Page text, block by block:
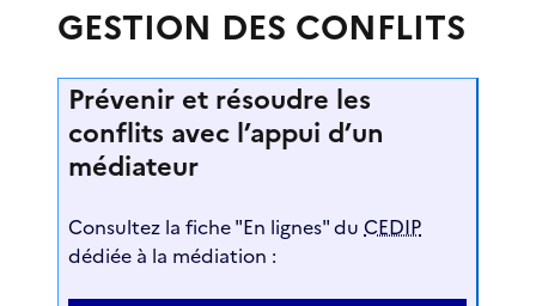
GESTION DES CONFLITS
Prévenir et résoudre les
conflits avec l’appui d’un
médiateur
Consultez la fiche "En lignes" du CEDIP
dédiée à la médiation :